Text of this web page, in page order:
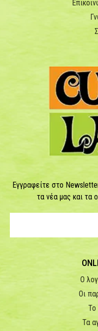
Εγγραφείτε στο
τα νέα μας και τα
Ο
Οι
Το
Τα